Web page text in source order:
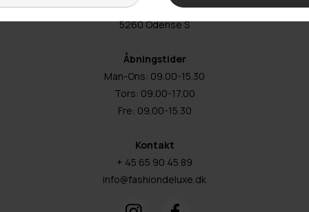
Hestehaven 21 K
5260 Odense S
Åbningstider
Man-Ons: 09.00-15.30
Tors: 09.00-17.00
Fre: 09.00-15.30
Kontakt
+ 45 65 90 45 89
info@fashiondeluxe.dk